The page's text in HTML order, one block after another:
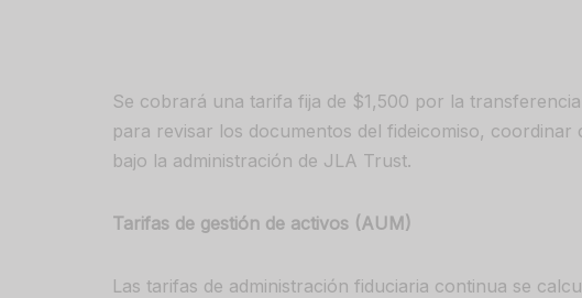
Se cobrará una tarifa fija de $1,500 por la
para revisar los documentos del fideicomiso,
bajo la administración de JLA Trust.
Tarifas de gestión de activos (AUM)
Las tarifas de administración fiduciaria continua se